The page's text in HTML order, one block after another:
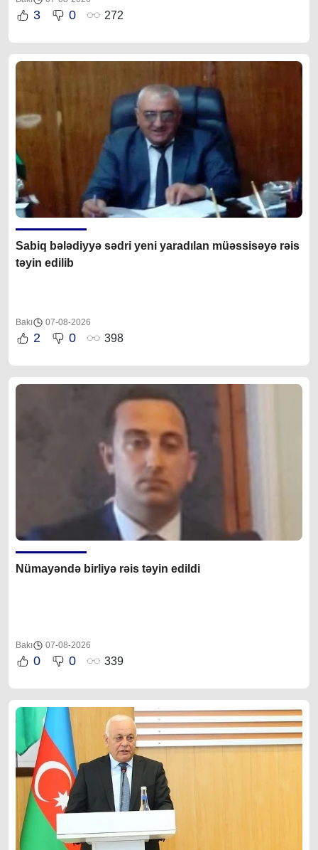
3 0 272
Sabiq bələdiyyə sədri yeni yaradılan müəssisəyə rəis
təyin edilib
Bakı 07-08-2026
2 0 398
Nümayəndə birliyə rəis təyin edildi
Bakı 07-08-2026
0 0 339